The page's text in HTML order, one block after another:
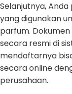
Selanjutnya,
yang digunakan
parfum.
secara resmi di
mendaftarnya
secara online
perusahaan.